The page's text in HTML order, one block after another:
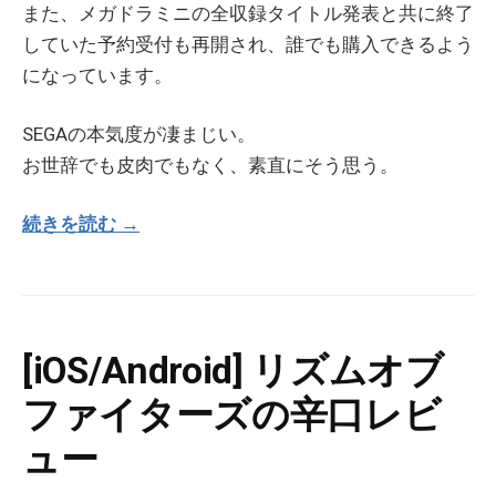
また、メガドラミニの全収録タイトル発表と共に終了
していた予約受付も再開され、誰でも購入できるよう
になっています。
SEGAの本気度が凄まじい。
お世辞でも皮肉でもなく、素直にそう思う。
続きを読む →
[iOS/Android] リズムオブ
ファイターズの辛口レビ
ュー